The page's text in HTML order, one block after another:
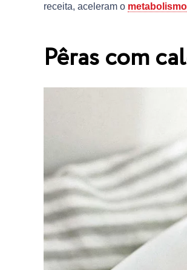
receita, aceleram o metabolismo
Pêras com